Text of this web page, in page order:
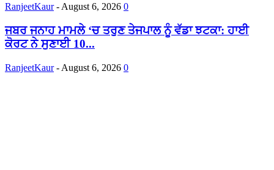
RanjeetKaur - August 6, 2026 0
ਜਬਰ ਜਨਾਹ ਮਾਮਲੇ ‘ਚ ਤਰੁਣ ਤੇਜਪਾਲ ਨੂੰ ਵੱਡਾ ਝਟਕਾ: ਹਾਈ
ਕੋਰਟ ਨੇ ਸੁਣਾਈ 10...
RanjeetKaur - August 6, 2026 0